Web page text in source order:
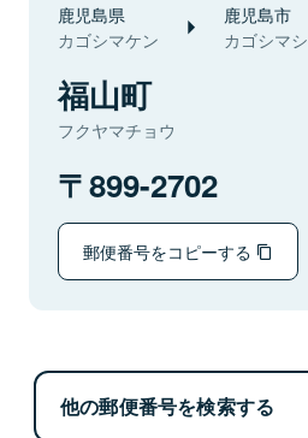
鹿児島県
カゴシマケン
鹿児島市
カゴシマシ
福山町
フクヤマチョウ
899-2702
郵便番号をコピーする
他の郵便番号を検索する